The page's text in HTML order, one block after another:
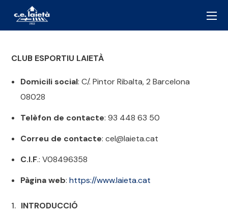
CLUB ESPORTIU LAIETÀ
Domicili social: C/. Pintor Ribalta, 2 Barcelona
08028
Telèfon de contacte: 93 448 63 50
Correu de contacte: cel@laieta.cat
C.I.F.: V08496358
Pàgina web: https://www.laieta.cat
INTRODUCCIÓ